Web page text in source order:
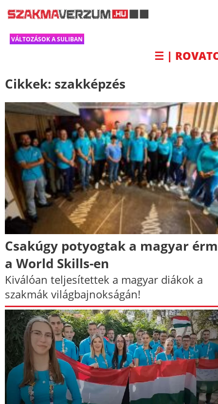
VÁLTOZÁSOK A SULIBAN
☰ |
Cikkek: szakképzés
Csakúgy potyogtak a magyar
a World Skills-en
Kiválóan teljesítettek a magyar diákok a
szakmák világbajnokságán!